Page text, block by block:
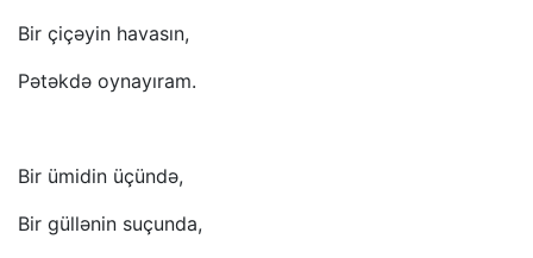
Bir çiçəyin havasın,
Pətəkdə oynayıram.
Bir ümidin üçündə,
Bir güllənin suçunda,